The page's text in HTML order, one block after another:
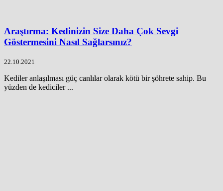
Araştırma: Kedinizin Size Daha Çok Sevgi
Göstermesini Nasıl Sağlarsınız?
22.10.2021
Kediler anlaşılması güç canlılar olarak kötü bir şöhrete sahip. Bu
yüzden de kediciler ...